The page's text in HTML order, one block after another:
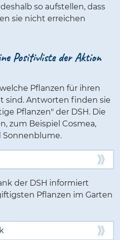
so aufstellen, dass
sie nicht erreichen
Positivliste der Aktion
Pflanzen für ihren
sind. Antworten finden sie
Pflanzen" der DSH. Die
zum Beispiel Cosmea,
Sonnenblume.
der DSH informiert
Pflanzen im Garten